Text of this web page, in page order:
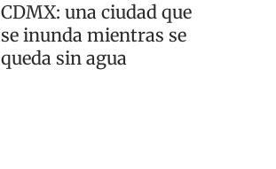
CDMX: una ciudad que
se inunda mientras se
queda sin agua